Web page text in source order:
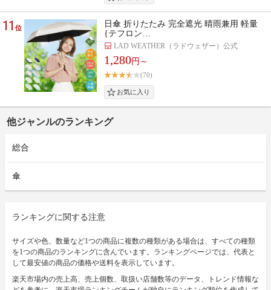
11位
日傘 折りたたみ 完全遮光 晴雨兼用 軽量
{テフロン…
LAD WEATHER（ラドウェザー）公式
1,280円～
(70)
他ジャンルのランキング
総合
傘
ランキングに関する注意
サイズや色、数量など1つの商品に複数の種類がある場合は、すべての種類
を1つの商品のランキングに含んでいます。ランキングページでは、代表と
して最安値の商品の価格や送料を表示しています。
楽天市場内の売上高、売上個数、取扱い店舗数等のデータ、トレンド情報な